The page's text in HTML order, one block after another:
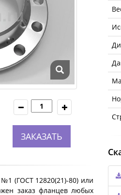
ЗАКАЗАТЬ
(ГОСТ 12820(21)-80) или
заказ фланцев любых